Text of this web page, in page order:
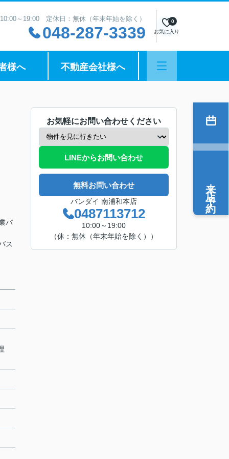
～19:00 定休日：無休（年末年始を除く）
048-287-3339 お気に入り
0
様へ 不動産会社様へ
バ
ス
お気軽にお問い合わせください
LINEからお問い合わせ
無料お問い合わせ
バンダイ 南浦和本店
0487113712
10:00～19:00
（休：無休（年末年始を除く））
来店予約